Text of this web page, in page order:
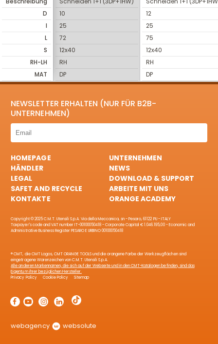
D
I
L
S
RH-LH
MAT
10
25
72
12x40
RH
DP
12
25
75
12x40
RH
DP
NEWSLETTER ERHALTEN (NUR FÜR B2B-
UNTERNEHMEN)
HOMEPAGE
UNTERNEHMEN
HÄNDLER
NEWS
LEGAL
DOWNLOAD & SUPPORT
SAFET AND RECYCLE
ARBEITE MIT UNS
KONTAKTE
ORANGE ACADEMY
Copyright © 2025 C.M.T. Utensili S.p.A. Via della Meccanica, sn - Pesaro, 61122 PU - ITALY
Taxpayer's code and VAT number IT-00100050418 - Corporate Capital € 1.046.195,00 - Economic and
Administrative Business Register PESARO E URBINO 00100050418
® CMT, die CMT Logos, CMT ORANGE TOOLS und die orangene Farbe der Werkzeugflächen sind
eingetragene Warenzeichen von C.M.T. Utensili S.p.A.
Alle anderen Markennamen, die sich auf der Webseite und in den CMT-Katalogen befinden, sind das
Eigentum ihrer bezüglichen Hersteller.
Privacy Policy
Cookie Policy Sitemap
webagency websolute